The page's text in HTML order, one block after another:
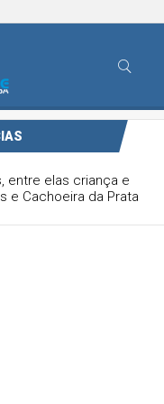
e termina JEMG com